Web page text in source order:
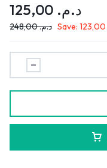
د.م.
د.م.248,00 Save: